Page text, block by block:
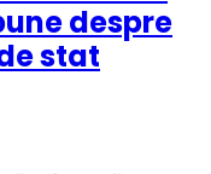
despre
stat